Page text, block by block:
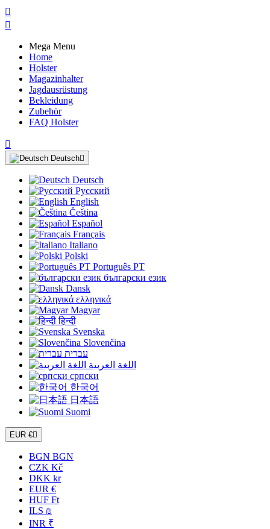


Mega Menu
Home
Holster
Magazinhalter
Jagdausrüstung
Bekleidung
Zubehör
FAQ Holster

Deutsch
Deutsch
Русский
English
Čeština
Español
Français
Italiano
Polski
Português PT
български език
Dansk
ελληνικά
Magyar
हिन्दी
Svenska
Slovenčina
עברית
اللغة العربية
српски
한국어
日本語
Suomi
EUR €
BGN BGN
CZK Kč
DKK kr
EUR €
HUF Ft
ILS ₪
INR ₹